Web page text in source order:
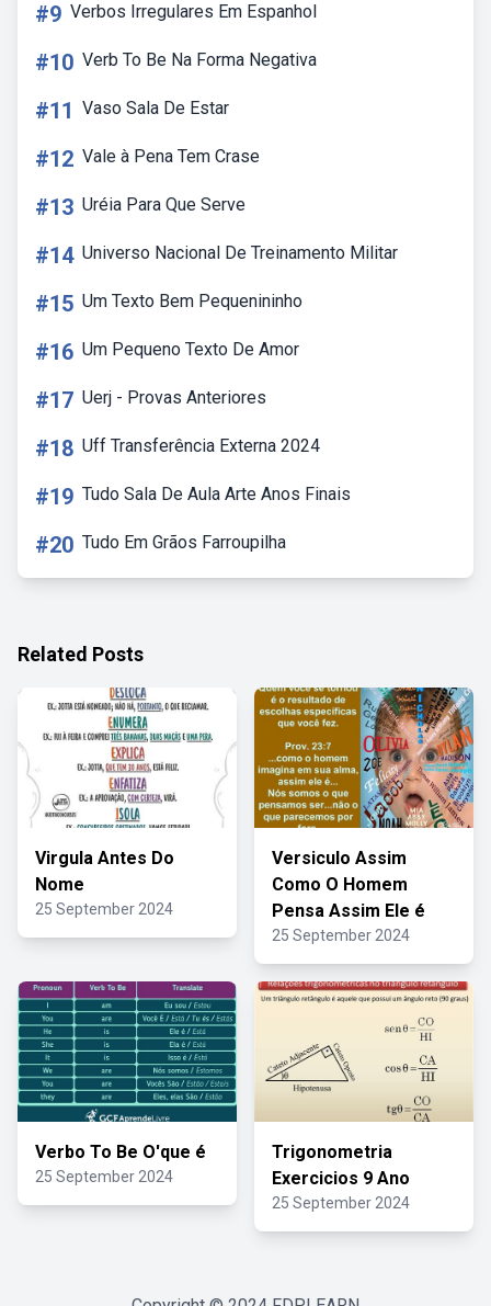
#9 Verbos Irregulares Em Espanhol
#10 Verb To Be Na Forma Negativa
#11 Vaso Sala De Estar
#12 Vale à Pena Tem Crase
#13 Uréia Para Que Serve
#14 Universo Nacional De Treinamento Militar
#15 Um Texto Bem Pequenininho
#16 Um Pequeno Texto De Amor
#17 Uerj - Provas Anteriores
#18 Uff Transferência Externa 2024
#19 Tudo Sala De Aula Arte Anos Finais
#20 Tudo Em Grãos Farroupilha
Related Posts
Virgula Antes Do
Nome
25 September 2024
Versiculo Assim
Como O Homem
Pensa Assim Ele é
25 September 2024
Verbo To Be O'que é
25 September 2024
Trigonometria
Exercicios 9 Ano
25 September 2024